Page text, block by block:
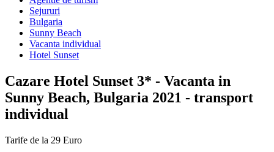
Sejururi
Bulgaria
Sunny Beach
Vacanta individual
Hotel Sunset
Cazare Hotel Sunset 3* - Vacanta in
Sunny Beach, Bulgaria 2021 - transport
individual
Tarife de la 29 Euro